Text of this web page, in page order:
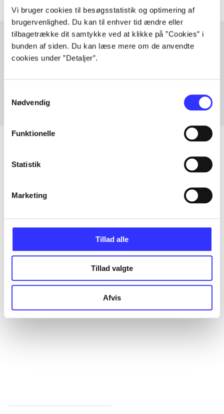
Vi bruger cookies til besøgsstatistik og optimering af
brugervenlighed. Du kan til enhver tid ændre eller
tilbagetrække dit samtykke ved at klikke på ”Cookies” i
bunden af siden. Du kan læse mere om de anvendte
cookies under ”Detaljer”.
Nødvendig
Funktionelle
Statistik
Marketing
Tillad alle
Tillad valgte
Afvis
Artikler med samme emner
...
...